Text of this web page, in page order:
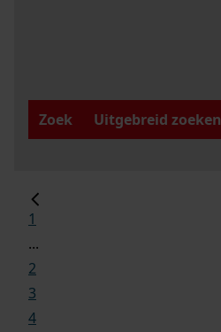
Zoek
Uitgebreid zoeken
1
...
2
3
4